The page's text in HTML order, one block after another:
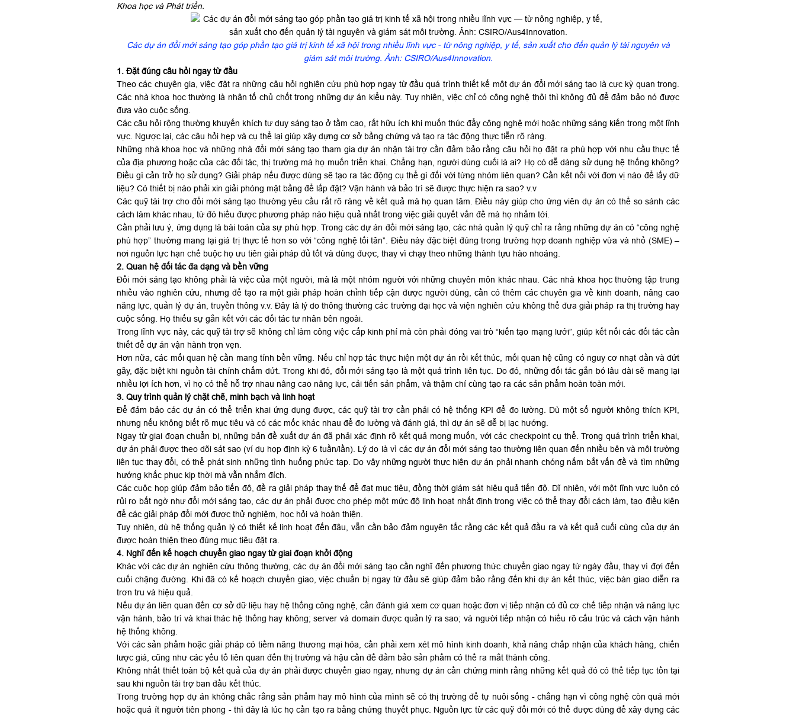
Khoa học và Phát triển.
Các dự án đổi mới sáng tạo góp phần tạo giá trị kinh tế xã hội trong nhiều lĩnh vực - từ nông nghiệp, y tế, sản xuất cho đến quản lý tài nguyên và
giám sát môi trường. Ảnh: CSIRO/Aus4Innovation.
1. Đặt đúng câu hỏi ngay từ đầu
Theo các chuyên gia, việc đặt ra những câu hỏi nghiên cứu phù hợp ngay từ đầu quá trình thiết kế một dự án đổi mới sáng tạo là cực kỳ quan trọng.
Các nhà khoa học thường là nhân tố chủ chốt trong những dự án kiểu này. Tuy nhiên, việc chỉ có công nghệ thôi thì không đủ để đảm bảo nó được
đưa vào cuộc sống.
Các câu hỏi rộng thường khuyến khích tư duy sáng tạo ở tầm cao, rất hữu ích khi muốn thúc đẩy công nghệ mới hoặc những sáng kiến trong một lĩnh
vực. Ngược lại, các câu hỏi hẹp và cụ thể lại giúp xây dựng cơ sở bằng chứng và tạo ra tác động thực tiễn rõ ràng.
Những nhà khoa học và những nhà đổi mới sáng tạo tham gia dự án nhận tài trợ cần đảm bảo rằng câu hỏi họ đặt ra phù hợp với nhu cầu thực tế
của địa phương hoặc của các đối tác, thị trường mà họ muốn triển khai. Chẳng hạn, người dùng cuối là ai? Họ có dễ dàng sử dụng hệ thống không?
Điều gì cản trở họ sử dụng? Giải pháp nếu được dùng sẽ tạo ra tác động cụ thể gì đối với từng nhóm liên quan? Cần kết nối với đơn vị nào để lấy dữ
liệu? Có thiết bị nào phải xin giải phóng mặt bằng để lắp đặt? Vận hành và bảo trì sẽ được thực hiện ra sao? v.v
Các quỹ tài trợ cho đổi mới sáng tạo thường yêu cầu rất rõ ràng về kết quả mà họ quan tâm. Điều này giúp cho ứng viên dự án có thể so sánh các
cách làm khác nhau, từ đó hiểu được phương pháp nào hiệu quả nhất trong việc giải quyết vấn đề mà họ nhắm tới.
Cần phải lưu ý, ứng dụng là bài toán của sự phù hợp. Trong các dự án đổi mới sáng tạo, các nhà quản lý quỹ chỉ ra rằng những dự án có “công nghệ
phù hợp” thường mang lại giá trị thực tế hơn so với “công nghệ tối tân”. Điều này đặc biệt đúng trong trường hợp doanh nghiệp vừa và nhỏ (SME) –
nơi nguồn lực hạn chế buộc họ ưu tiên giải pháp đủ tốt và dùng được, thay vì chạy theo những thành tựu hào nhoáng.
2. Quan hệ đối tác đa dạng và bền vững
Đổi mới sáng tạo không phải là việc của một người, mà là một nhóm người với những chuyên môn khác nhau. Các nhà khoa học thường tập trung
nhiều vào nghiên cứu, nhưng để tạo ra một giải pháp hoàn chỉnh tiếp cận được người dùng, cần có thêm các chuyên gia về kinh doanh, nâng cao
năng lực, quản lý dự án, truyền thông v.v. Đây là lý do thông thường các trường đại học và viện nghiên cứu không thể đưa giải pháp ra thị trường hay
cuộc sống. Họ thiếu sự gắn kết với các đối tác tư nhân bên ngoài.
Trong lĩnh vực này, các quỹ tài trợ sẽ không chỉ làm công việc cấp kinh phí mà còn phải đóng vai trò “kiến tạo mạng lưới”, giúp kết nối các đối tác cần
thiết để dự án vận hành trọn vẹn.
Hơn nữa, các mối quan hệ cần mang tính bền vững. Nếu chỉ hợp tác thực hiện một dự án rồi kết thúc, mối quan hệ cũng có nguy cơ nhạt dần và đứt
gãy, đặc biệt khi nguồn tài chính chấm dứt. Trong khi đó, đổi mới sáng tạo là một quá trình liên tục. Do đó, những đối tác gắn bó lâu dài sẽ mang lại
nhiều lợi ích hơn, vì họ có thể hỗ trợ nhau nâng cao năng lực, cải tiến sản phẩm, và thậm chí cùng tạo ra các sản phẩm hoàn toàn mới.
3. Quy trình quản lý chặt chẽ, minh bạch và linh hoạt
Để đảm bảo các dự án có thể triển khai ứng dụng được, các quỹ tài trợ cần phải có hệ thống KPI để đo lường. Dù một số người không thích KPI,
nhưng nếu không biết rõ mục tiêu và có các mốc khác nhau để đo lường và đánh giá, thì dự án sẽ dễ bị lạc hướng.
Ngay từ giai đoạn chuẩn bị, những bản đề xuất dự án đã phải xác định rõ kết quả mong muốn, với các checkpoint cụ thể. Trong quá trình triển khai,
dự án phải được theo dõi sát sao (ví dụ họp định kỳ 6 tuần/lần). Lý do là vì các dự án đổi mới sáng tạo thường liên quan đến nhiều bên và môi trường
liên tục thay đổi, có thể phát sinh những tình huống phức tạp. Do vậy những người thực hiện dự án phải nhanh chóng nắm bắt vấn đề và tìm những
hướng khắc phục kịp thời mà vẫn nhắm đích.
Các cuộc họp giúp đảm bảo tiến độ, đề ra giải pháp thay thế để đạt mục tiêu, đồng thời giám sát hiệu quả tiến độ. Dĩ nhiên, với một lĩnh vực luôn có
rủi ro bất ngờ như đổi mới sáng tạo, các dự án phải được cho phép một mức độ linh hoạt nhất định trong việc có thể thay đổi cách làm, tạo điều kiện
để các giải pháp đổi mới được thử nghiệm, học hỏi và hoàn thiện.
Tuy nhiên, dù hệ thống quản lý có thiết kế linh hoạt đến đâu, vẫn cần bảo đảm nguyên tắc rằng các kết quả đầu ra và kết quả cuối cùng của dự án
được hoàn thiện theo đúng mục tiêu đặt ra.
4. Nghĩ đến kế hoạch chuyển giao ngay từ giai đoạn khởi động
Khác với các dự án nghiên cứu thông thường, các dự án đổi mới sáng tạo cần nghĩ đến phương thức chuyển giao ngay từ ngày đầu, thay vì đợi đến
cuối chặng đường. Khi đã có kế hoạch chuyển giao, việc chuẩn bị ngay từ đầu sẽ giúp đảm bảo rằng đến khi dự án kết thúc, việc bàn giao diễn ra
trơn tru và hiệu quả.
Nếu dự án liên quan đến cơ sở dữ liệu hay hệ thống công nghệ, cần đánh giá xem cơ quan hoặc đơn vị tiếp nhận có đủ cơ chế tiếp nhận và năng lực
vận hành, bảo trì và khai thác hệ thống hay không; server và domain được quản lý ra sao; và người tiếp nhận có hiểu rõ cấu trúc và cách vận hành
hệ thống không.
Với các sản phẩm hoặc giải pháp có tiềm năng thương mại hóa, cần phải xem xét mô hình kinh doanh, khả năng chấp nhận của khách hàng, chiến
lược giá, cũng như các yếu tố liên quan đến thị trường và hậu cần để đảm bảo sản phẩm có thể ra mắt thành công.
Không nhất thiết toàn bộ kết quả của dự án phải được chuyển giao ngay, nhưng dự án cần chứng minh rằng những kết quả đó có thể tiếp tục tồn tại
sau khi nguồn tài trợ ban đầu kết thúc.
Trong trường hợp dự án không chắc rằng sản phẩm hay mô hình của mình sẽ có thị trường để tự nuôi sống - chẳng hạn vì công nghệ còn quá mới
hoặc quá ít người tiên phong - thì đây là lúc họ cần tạo ra bằng chứng thuyết phục. Nguồn lực từ các quỹ đổi mới có thể được dùng để xây dựng các